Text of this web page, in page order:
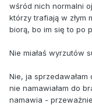
wśród nich normalni
którzy trafiają w złym
biorą, bo im się to po
Nie miałaś wyrzutów
Nie, ja
nie namawiałam do
namawia -